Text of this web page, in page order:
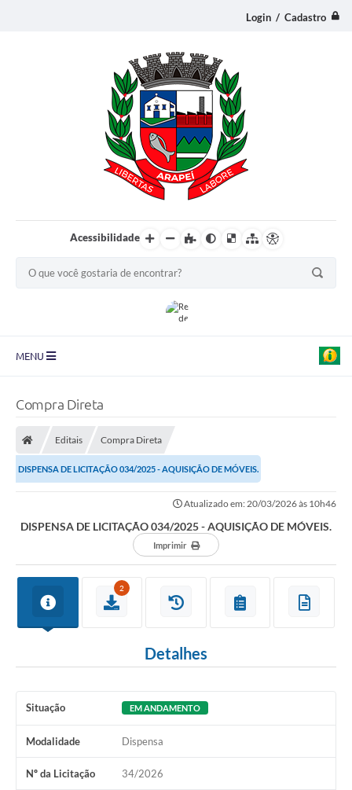
Login / Cadastro
Acessibilidade
MENU
Diário Oficial
Legislação
Editais
Planos
Arquivos para Download
Carta de Serviço
Compra Direta
Editais Compra Direta
DISPENSA DE LICITAÇÃO 034/2025 - AQUISIÇÃO DE MÓVEIS.
Atualizado em: 20/03/2026 às 10h46
DISPENSA DE LICITAÇÃO 034/2025 - AQUISIÇÃO DE MÓVEIS.
Imprimir
2
Detalhes
Situação EM ANDAMENTO
Modalidade Dispensa
Nº da Licitação 34/2026